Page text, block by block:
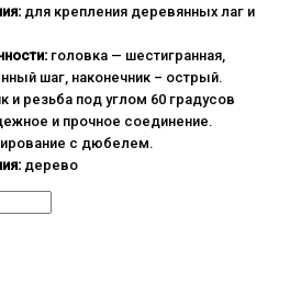
для крепления деревянных лаг и
головка — шестигранная,
шаг, наконечник – острый.
и резьба под углом 60 градусов
и прочное соединение.
с дюбелем.
дерево